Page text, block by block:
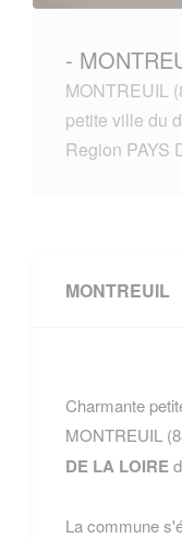
-
MONTREUIL
petite ville du
Region PAYS
MONTREUIL
Charmante
MONTREUIL
DE LA LOIRE
La commune